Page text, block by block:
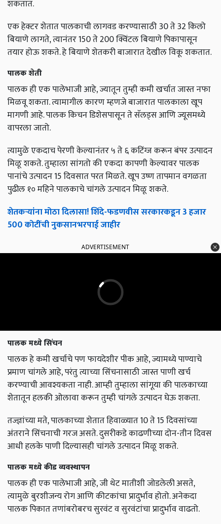
शकतात.
एक हेक्टर शेतात पालकाची लागवड करण्यासाठी 30 ते 32 किलो
बियाणे लागते, त्यानंतर 150 ते 200 क्विंटल बियाणे पिकापासून
तयार होऊ शकते. हे बियाणे शेतकरी बाजारात देखील विकू शकतात.
पालक शेती
पालक ही एक पालेभाजी आहे, ज्यातून तुम्ही कमी खर्चात जास्त नफा
मिळवू शकता. त्यामागील कारण म्हणजे बाजारात पालकाला खूप
मागणी आहे. पालक किचन डिशेसपासून ते सॅलड्स आणि ज्यूसमध्ये
वापरला जातो.
त्यामुळे एकदाच पेरणी केल्यानंतर ५ ते ६ कटिंग्ज करून बंपर उत्पादन
मिळू शकते. तुम्हाला सांगतो की एकदा कापणी केल्यावर पालक
पानांचे उत्पादन 15 दिवसात परत मिळते. खूप उष्ण तापमान वगळता
पुढील १० महिने पालकाचे चांगले उत्पादन मिळू शकते.
शेतकऱ्यांना मोठा दिलासा! शिंदे-फडणवीस सरकारकडून 3 हजार
500 कोटींची नुकसानभरपाई जाहीर
ADVERTISEMENT
पालक मध्ये सिंचन
पालक हे कमी खर्चाचे पण फायदेशीर पीक आहे, ज्यामध्ये पाण्याचे
प्रमाण चांगले आहे, परंतु त्याच्या सिंचनासाठी जास्त पाणी खर्च
करण्याची आवश्यकता नाही. आम्‍ही तुम्‍हाला सांगूया की पालकाच्या
शेतातून हलकी ओलावा करून तुम्ही चांगले उत्पादन घेऊ शकता.
तज्ज्ञांच्या मते, पालकाच्या शेतात हिवाळ्यात 10 ते 15 दिवसांच्या
अंतराने सिंचनाची गरज असते. दुसरीकडे काढणीच्या दोन-तीन दिवस
आधी हलके पाणी दिल्यासही चांगले उत्पादन मिळू शकते.
पालक मध्ये कीड व्यवस्थापन
पालक ही एक पालेभाजी आहे, जी थेट मातीशी जोडलेली असते,
त्यामुळे बुरशीजन्य रोग आणि कीटकांचा प्रादुर्भाव होतो. अनेकदा
पालक पिकात तणांबरोबरच सुरवंट व सुरवंटांचा प्रादुर्भाव वाढतो.